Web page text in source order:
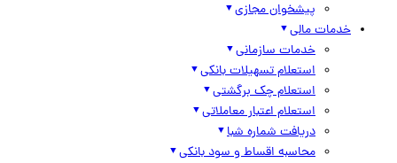
پیشخوان مجازی
خدمات مالی
خدمات سازمانی
استعلام تسهیلات بانکی
استعلام چک برگشتی
استعلام اعتبار معاملاتی
دریافت شماره شبا
محاسبه اقساط و سود بانکی